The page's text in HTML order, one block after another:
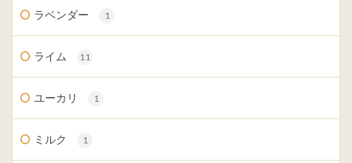
ラベンダー 1
ライム 11
ユーカリ 1
ミルク 1